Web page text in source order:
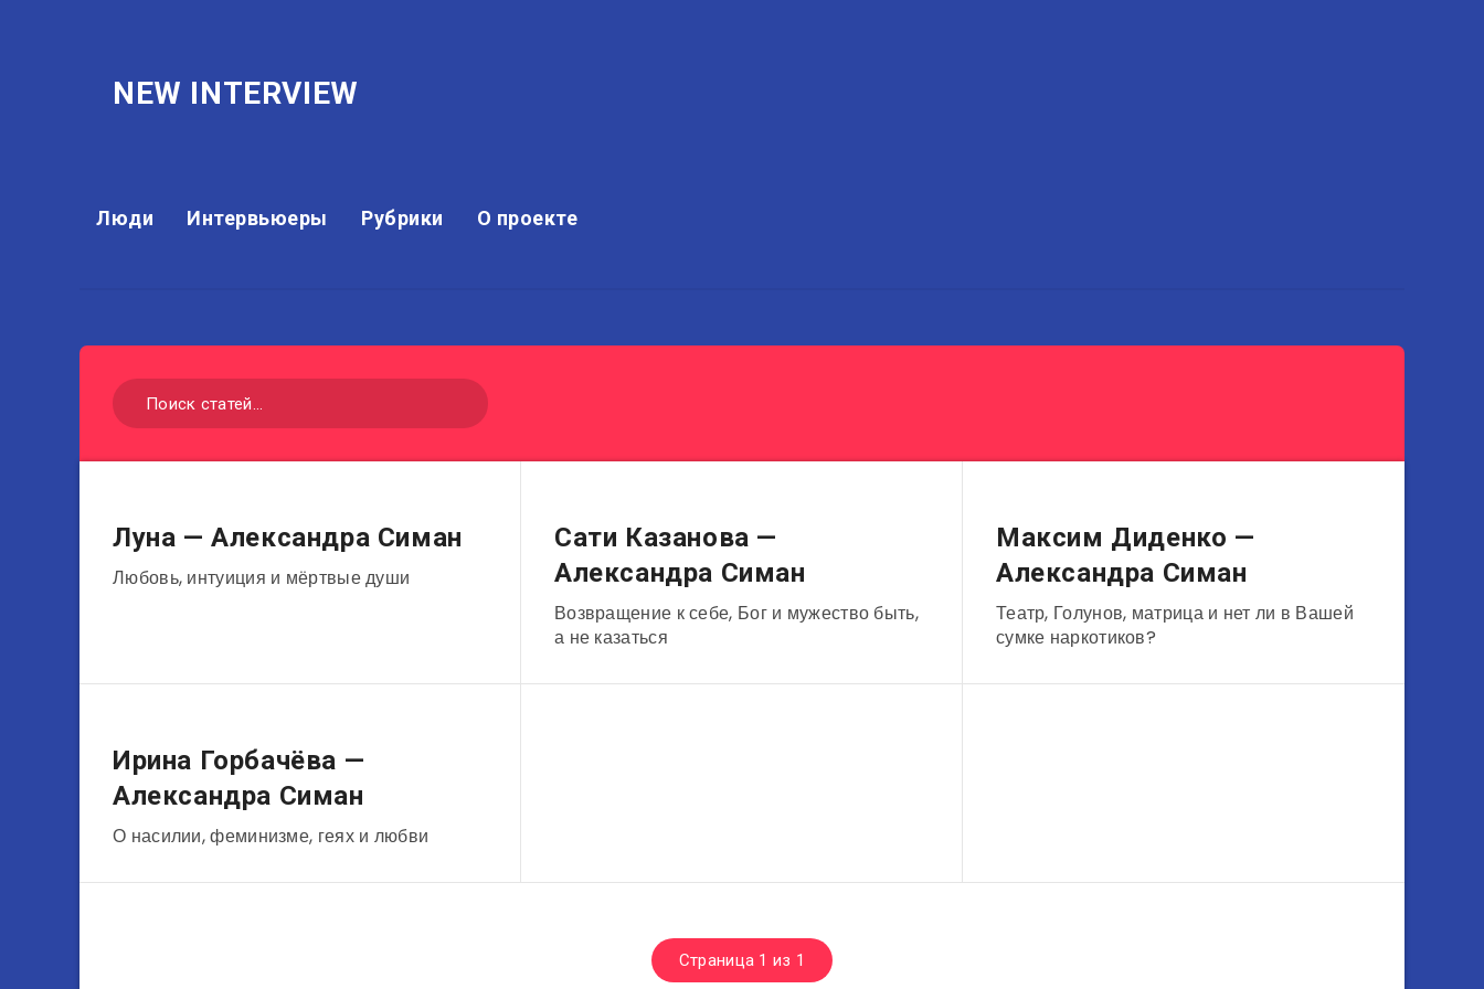
NEW INTERVIEW
Люди Интервьюеры Рубрики О проекте
Музыканты
Луна — Александра Симан
Любовь, интуиция и мёртвые души
Сати Казанова —
Александра Симан
Возвращение к себе, Бог и мужество быть,
а не казаться
Максим Диденко —
Александра Симан
Театр, Голунов, матрица и нет ли в Вашей
сумке наркотиков?
Ирина Горбачёва —
Александра Симан
О насилии, феминизме, геях и любви
Страница 1 из 1